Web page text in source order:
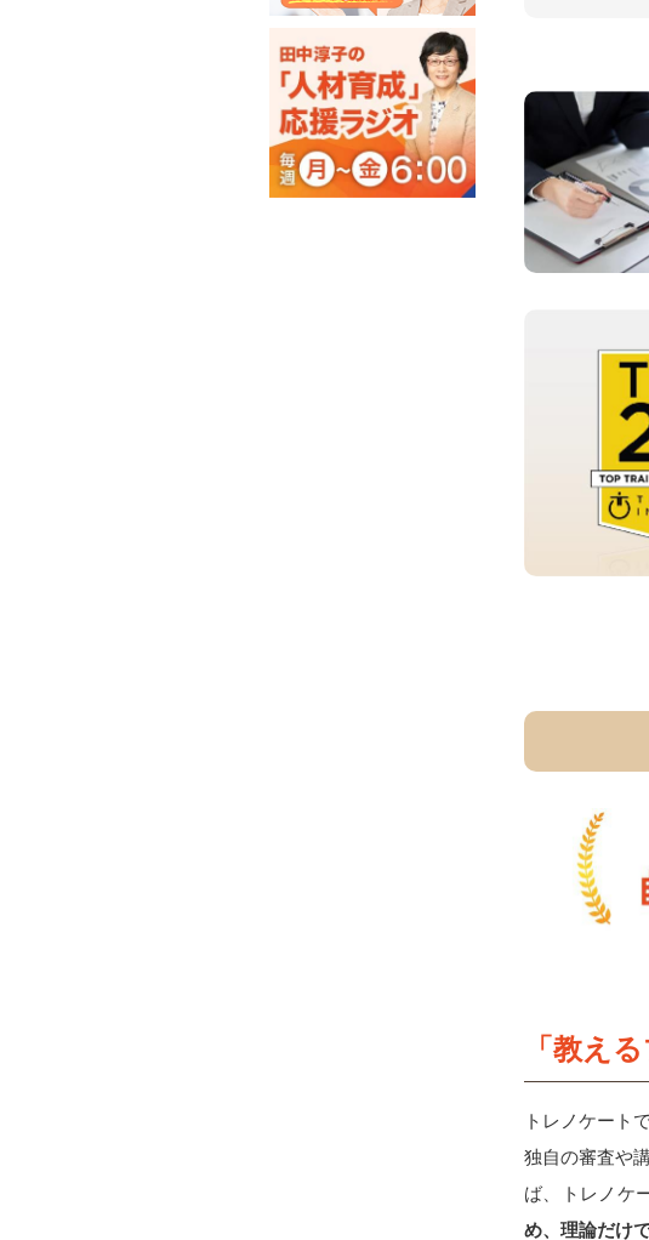
「教え
トレノケート
独自の審査や
ば、トレノケ
め、理論だけ